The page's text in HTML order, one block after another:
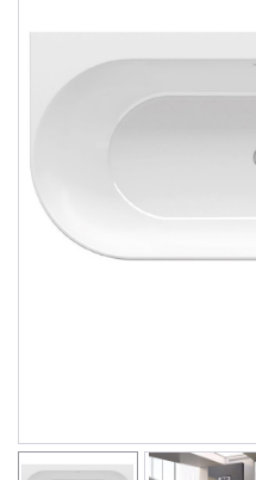
Сиденья OVO для
Полотенцесушители
Средства ухода